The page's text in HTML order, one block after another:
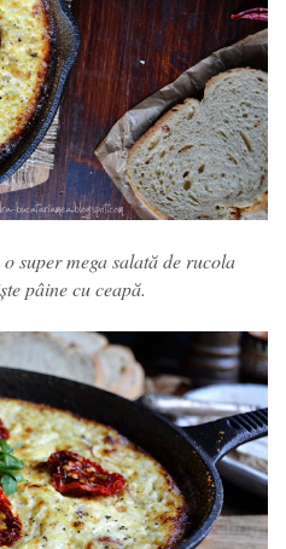
super mega salată de rucola
pâine cu ceapă.